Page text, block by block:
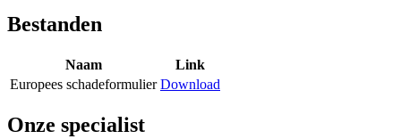
Bestanden
Naam
Link
Europees schadeformulier Download
Onze specialist